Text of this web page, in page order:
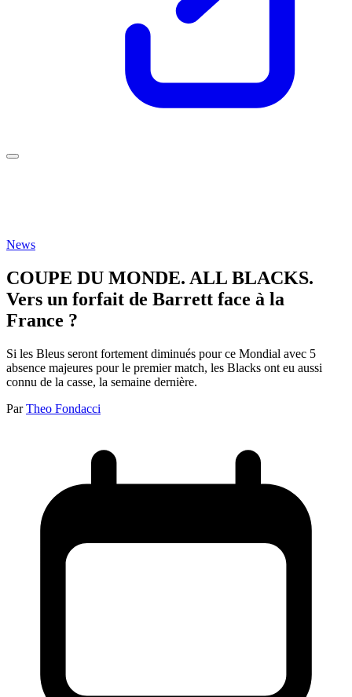
News
COUPE DU MONDE. ALL BLACKS.
Vers un forfait de Barrett face à la
France ?
Si les Bleus seront fortement diminués pour ce Mondial avec 5
absence majeures pour le premier match, les Blacks ont eu aussi
connu de la casse, la semaine dernière.
Par Theo Fondacci